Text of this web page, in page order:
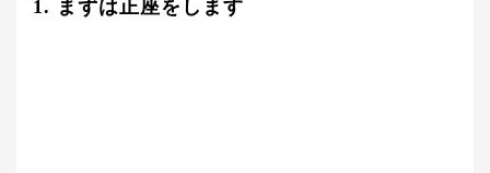
1. まずは正座をします